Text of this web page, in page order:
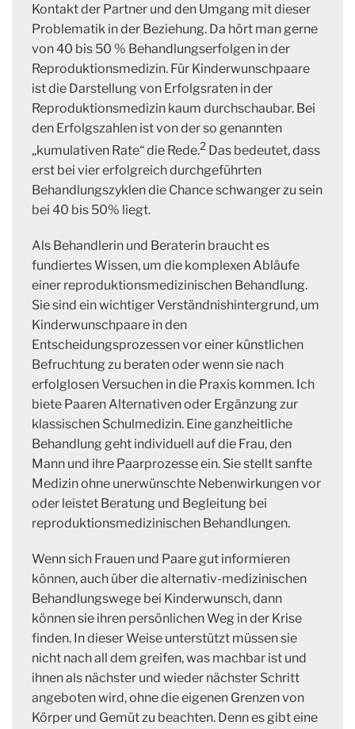
Kontakt der Partner und den Umgang mit dieser
Problematik in der Beziehung. Da hört man gerne
von 40 bis 50 % Behandlungserfolgen in der
Reproduktionsmedizin. Für Kinderwunschpaare
ist die Darstellung von Erfolgsraten in der
Reproduktionsmedizin kaum durchschaubar. Bei
den Erfolgszahlen ist von der so genannten
„kumulativen Rate“ die Rede.2 Das bedeutet, dass
erst bei vier erfolgreich durchgeführten
Behandlungszyklen die Chance schwanger zu sein
bei 40 bis 50% liegt.
Als Behandlerin und Beraterin braucht es
fundiertes Wissen, um die komplexen Abläufe
einer reproduktionsmedizinischen Behandlung.
Sie sind ein wichtiger Verständnishintergrund, um
Kinderwunschpaare in den
Entscheidungsprozessen vor einer künstlichen
Befruchtung zu beraten oder wenn sie nach
erfolglosen Versuchen in die Praxis kommen. Ich
biete Paaren Alternativen oder Ergänzung zur
klassischen Schulmedizin. Eine ganzheitliche
Behandlung geht individuell auf die Frau, den
Mann und ihre Paarprozesse ein. Sie stellt sanfte
Medizin ohne unerwünschte Nebenwirkungen vor
oder leistet Beratung und Begleitung bei
reproduktionsmedizinischen Behandlungen.
Wenn sich Frauen und Paare gut informieren
können, auch über die alternativ-medizinischen
Behandlungswege bei Kinderwunsch, dann
können sie ihren persönlichen Weg in der Krise
finden. In dieser Weise unterstützt müssen sie
nicht nach all dem greifen, was machbar ist und
ihnen als nächster und wieder nächster Schritt
angeboten wird, ohne die eigenen Grenzen von
Körper und Gemüt zu beachten. Denn es gibt eine